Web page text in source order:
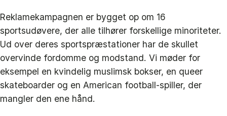
Reklamekampagnen er bygget op om 16
sportsudøvere, der alle tilhører forskellige minoriteter.
Ud over deres sportspræstationer har de skullet
overvinde fordomme og modstand. Vi møder for
eksempel en kvindelig muslimsk bokser, en queer
skateboarder og en American football-spiller, der
mangler den ene hånd.